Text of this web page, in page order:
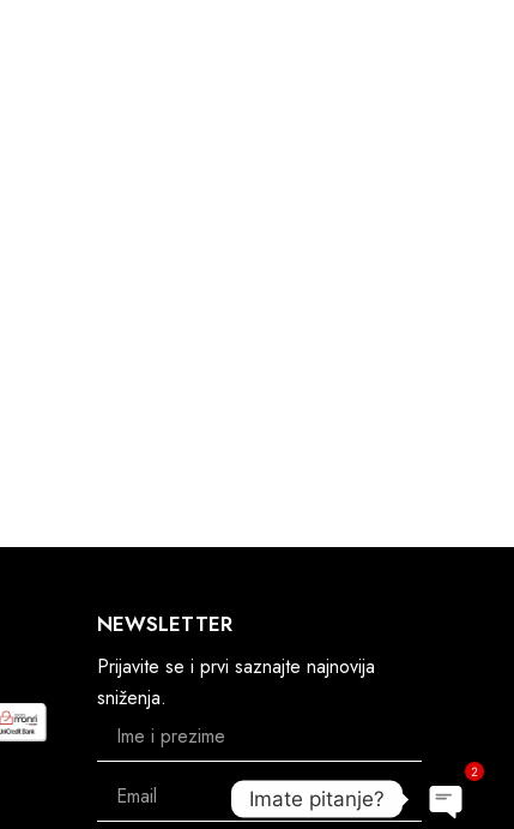
NEWSLETTER
Prijavite se i prvi saznajte najnovija
sniženja.
Imate pitanje?
2